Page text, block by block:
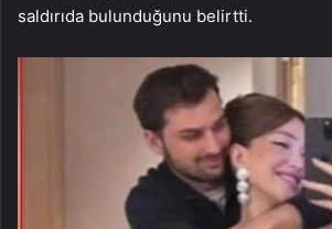
saldırıda bulunduğunu belirtti.